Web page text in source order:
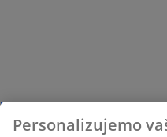
Personalizujemo